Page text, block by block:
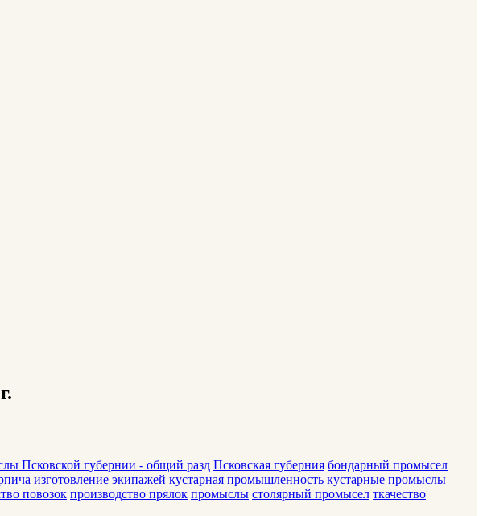
Псковской губернии - общий разд Псковская губерния бондарный промысел
изготовление экипажей кустарная промышленность кустарные промыслы
повозок производство прялок промыслы столярный промысел ткачество